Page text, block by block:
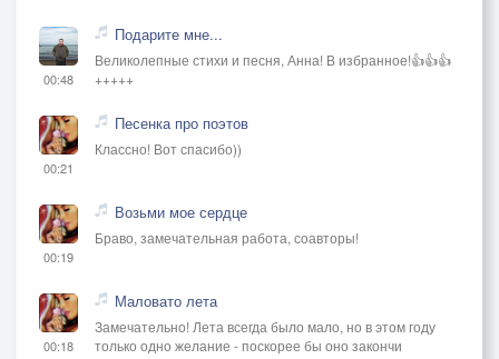
00:48
Подарите мне...
Великолепные стихи и песня, Анна! В избранное!👍👍👍
+++++
00:21
Песенка про поэтов
Классно! Вот спасибо))
00:19
Возьми мое сердце
Браво, замечательная работа, соавторы!
00:18
Маловато лета
Замечательно! Лета всегда было мало, но в этом году
только одно желание - поскорее бы оно закончи